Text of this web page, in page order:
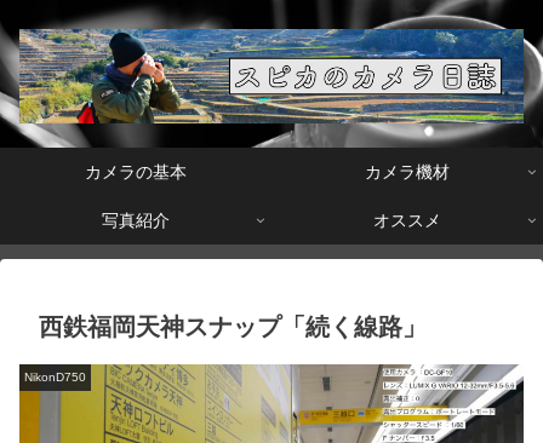
カメラの基本 カメラ機材
写真紹介 オススメ
西鉄福岡天神スナップ「続く線路」
NikonD750